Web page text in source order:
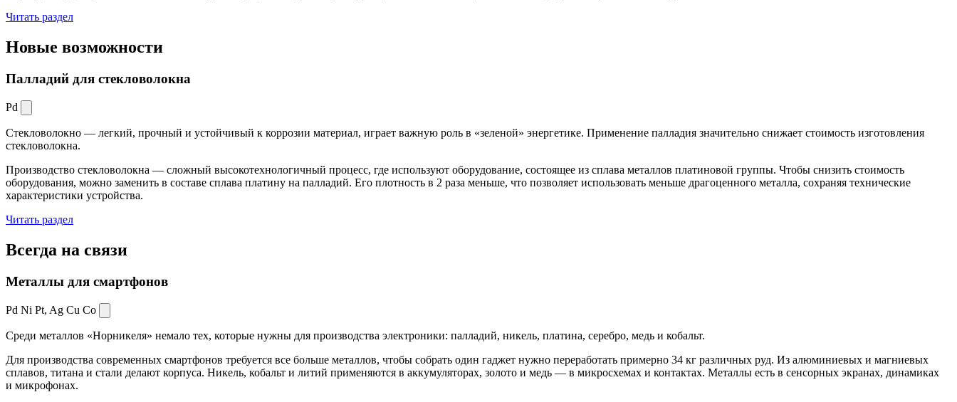
Читать раздел
Новые возможности
Палладий для стекловолокна
Pd
Стекловолокно — легкий, прочный и устойчивый к коррозии материал, играет важную роль в «зеленой» энергетике. Применение палладия значительно снижает стоимость изготовления
стекловолокна.
Производство стекловолокна — сложный высокотехнологичный процесс, где используют оборудование, состоящее из сплава металлов платиновой группы. Чтобы снизить стоимость
оборудования, можно заменить в составе сплава платину на палладий. Его плотность в 2 раза меньше, что позволяет использовать меньше драгоценного металла, сохраняя технические
характеристики устройства.
Читать раздел
Всегда на связи
Металлы для смартфонов
Pd Ni Pt, Ag Cu Co
Среди металлов «Норникеля» немало тех, которые нужны для производства электроники: палладий, никель, платина, серебро, медь и кобальт.
Для производства современных смартфонов требуется все больше металлов, чтобы собрать один гаджет нужно переработать примерно 34 кг различных руд. Из алюминиевых и магниевых
сплавов, титана и стали делают корпуса. Никель, кобальт и литий применяются в аккумуляторах, золото и медь — в микросхемах и контактах. Металлы есть в сенсорных экранах, динамиках
и микрофонах.